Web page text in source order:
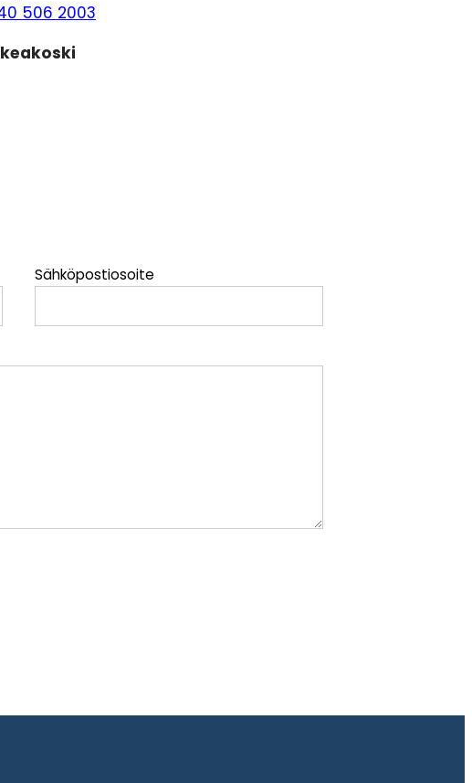
506 2003
Sähköpostiosoite